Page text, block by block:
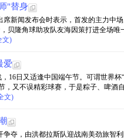
"替身
新闻发布会时表示，首发的主力中
贝隆角球助攻队友海因策打进全场唯
文)
爱
16日又适逢中国端午节。可谓世界杯
又不误精彩球赛，于是粽子、啤酒
文)
夺，由洪都拉斯队迎战南美劲旅智